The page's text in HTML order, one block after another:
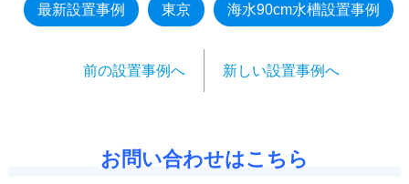
最新設置事例 東京 海水90cm水槽設置事例
前の設置事例へ 新しい設置事例へ
お問い合わせはこちら